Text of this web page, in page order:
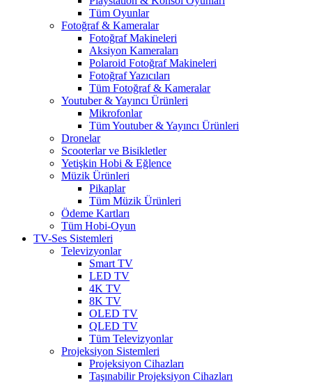
Tüm Oyunlar
Fotoğraf & Kameralar
Fotoğraf Makineleri
Aksiyon Kameraları
Polaroid Fotoğraf Makineleri
Fotoğraf Yazıcıları
Tüm Fotoğraf & Kameralar
Youtuber & Yayıncı Ürünleri
Mikrofonlar
Tüm Youtuber & Yayıncı Ürünleri
Dronelar
Scooterlar ve Bisikletler
Yetişkin Hobi & Eğlence
Müzik Ürünleri
Pikaplar
Tüm Müzik Ürünleri
Ödeme Kartları
Tüm Hobi-Oyun
TV-Ses Sistemleri
Televizyonlar
Smart TV
LED TV
4K TV
8K TV
OLED TV
QLED TV
Tüm Televizyonlar
Projeksiyon Sistemleri
Projeksiyon Cihazları
Taşınabilir Projeksiyon Cihazları